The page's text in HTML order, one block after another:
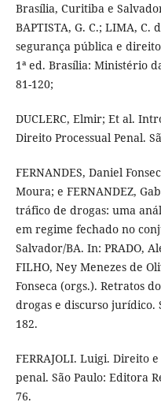
Brasília, Curitiba e
BAPTISTA, G. C.; LIMA, C.
segurança pública e
1ª ed. Brasília: Ministério
81-120;
DUCLERC, Elmir; Et al.
Direito Processual Penal.
FERNANDES, Daniel
Moura; e FERNANDEZ,
tráfico de drogas: uma
em regime fechado no
Salvador/BA. In: PRADO,
FILHO, Ney Menezes de
Fonseca (orgs.). Retratos
drogas e discurso jurídico.
182.
FERRAJOLI. Luigi. Direito
penal. São Paulo: Editora
76.